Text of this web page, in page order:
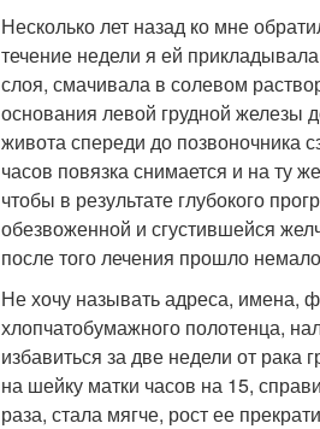
Несколько лет назад ко мне
течение недели я ей
слоя, смачивала в солевом
основания левой грудной железы
живота спереди до позвоночника
часов повязка снимается и на ту
чтобы в результате глубокого
обезвоженной и сгустившейся
после того лечения прошло
Не хочу называть адреса, имена,
хлопчатобумажного полотенца,
избавиться за две недели от
на шейку матки часов на 15,
раза, стала мягче, рост ее